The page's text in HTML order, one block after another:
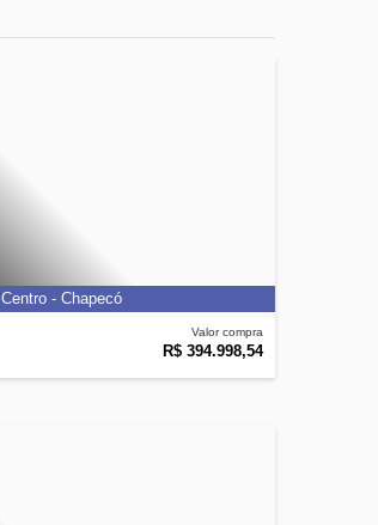
Valor compra
R$ 394.998,54
Centro - Chapecó